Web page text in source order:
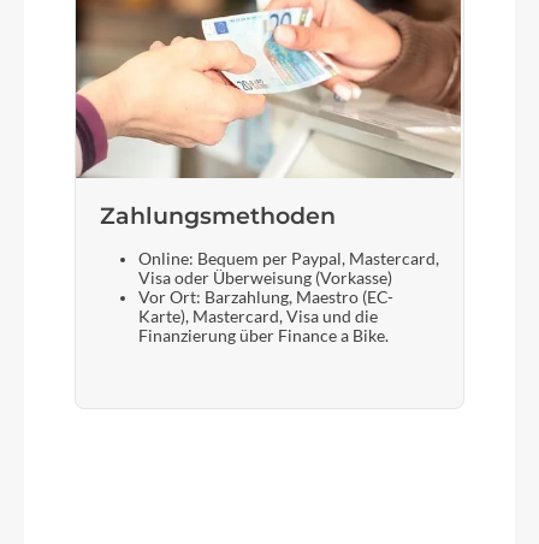
Zahlungsmethoden
Online: Bequem per Paypal, Mastercard,
Visa oder Überweisung (Vorkasse)
Vor Ort: Barzahlung, Maestro (EC-
Karte), Mastercard, Visa und die
Finanzierung über Finance a Bike.